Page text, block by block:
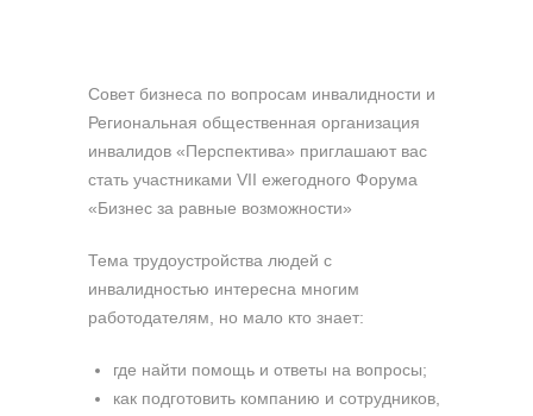
Совет бизнеса по вопросам инвалидности и
Региональная общественная организация
инвалидов «Перспектива» приглашают вас
стать участниками VII ежегодного Форума
«Бизнес за равные возможности»
Тема трудоустройства людей с
инвалидностью интересна многим
работодателям, но мало кто знает:
где найти помощь и ответы на вопросы;
как подготовить компанию и сотрудников,